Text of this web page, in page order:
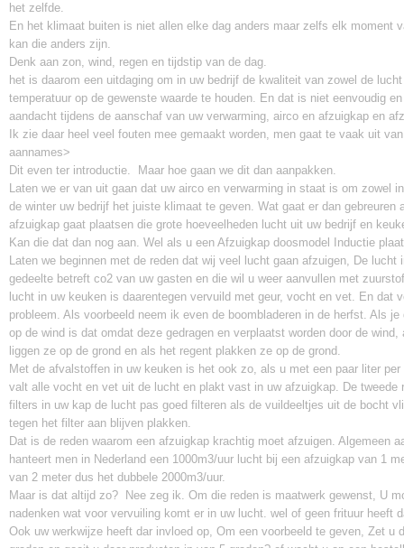
het zelfde.
En het klimaat buiten is niet allen elke dag anders maar zelfs elk moment
kan die anders zijn.
Denk aan zon, wind, regen en tijdstip van de dag.
het is daarom een uitdaging om in uw bedrijf de kwaliteit van zowel de
temperatuur op de gewenste waarde te houden. En dat is niet eenvoudig
aandacht tijdens de aanschaf van uw verwarming, airco en afzuigkap en
Ik zie daar heel veel fouten mee gemaakt worden, men gaat te vaak uit
aannames>
Dit even ter introductie. Maar hoe gaan we dit dan aanpakken.
Laten we er van uit gaan dat uw airco en verwarming in staat is om zowel
de winter uw bedrijf het juiste klimaat te geven. Wat gaat er dan gebreuren
afzuigkap gaat plaatsen die grote hoeveelheden lucht uit uw bedrijf en
Kan die dat dan nog aan. Wel als u een Afzuigkap doosmodel Inductie
Laten we beginnen met de reden dat wij veel lucht gaan afzuigen, De lucht
gedeelte betreft co2 van uw gasten en die wil u weer aanvullen met
lucht in uw keuken is daarentegen vervuild met geur, vocht en vet. En dat
probleem. Als voorbeeld neem ik even de boombladeren in de herfst. Als je
op de wind is dat omdat deze gedragen en verplaatst worden door de
liggen ze op de grond en als het regent plakken ze op de grond.
Met de afvalstoffen in uw keuken is het ook zo, als u met een paar liter per
valt alle vocht en vet uit de lucht en plakt vast in uw afzuigkap. De tweede
filters in uw kap de lucht pas goed filteren als de vuildeeltjes uit de bocht
tegen het filter aan blijven plakken.
Dat is de reden waarom een afzuigkap krachtig moet afzuigen. Algemeen
hanteert men in Nederland een 1000m3/uur lucht bij een afzuigkap van 1
van 2 meter dus het dubbele 2000m3/uur.
Maar is dat altijd zo? Nee zeg ik. Om die reden is maatwerk gewenst, U
nadenken wat voor vervuiling komt er in uw lucht. wel of geen frituur heeft
Ook uw werkwijze heeft dar invloed op, Om een voorbeeld te geven, Zet u